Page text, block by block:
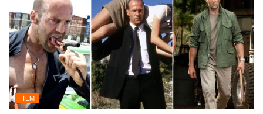
FILM